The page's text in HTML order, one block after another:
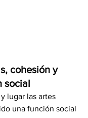
cohesión y
social
lugar las artes
una función social